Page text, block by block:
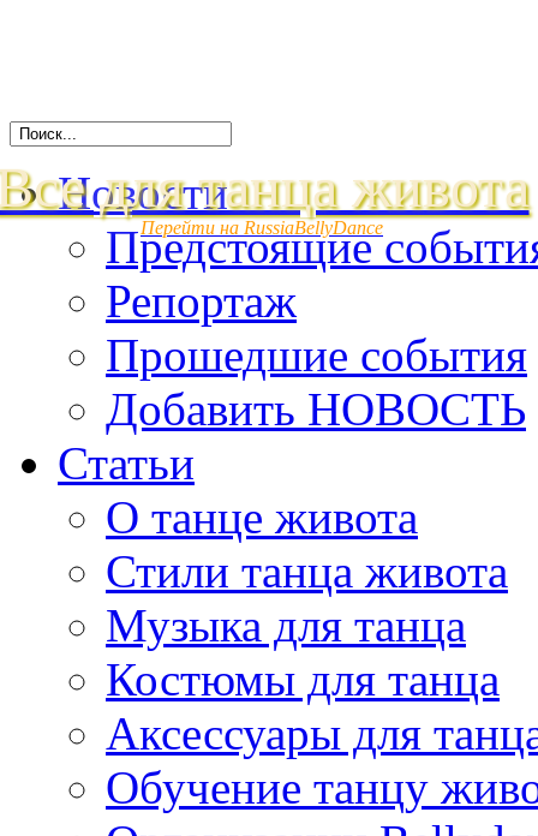
для танца живота
Перейти на RussiaBellyDance
Новости
Предстоящие
Репортаж
Прошедшие события
Добавить НОВОСТЬ
Статьи
О танце живота
Стили танца живота
Музыка для танца
Костюмы для танца
Аксессуары для
Обучение танцу